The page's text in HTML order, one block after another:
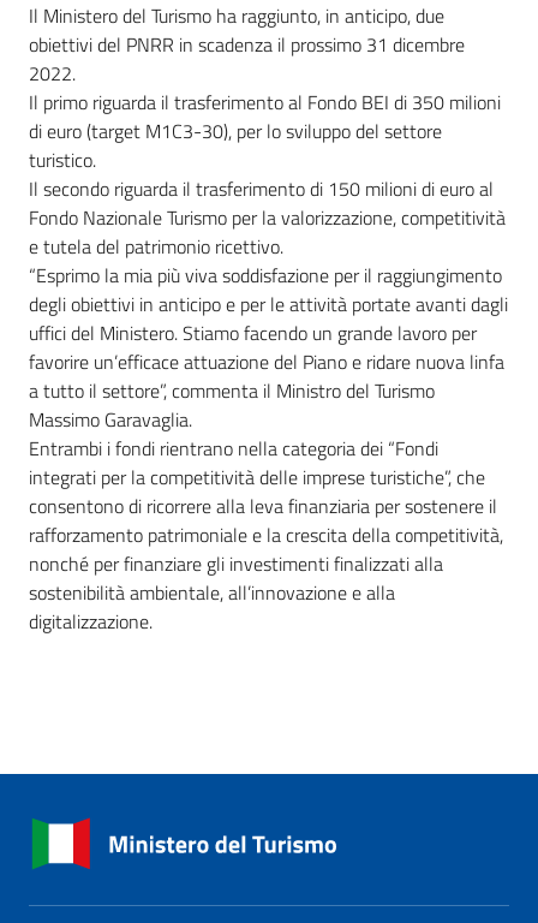
Il Ministero del Turismo ha raggiunto, in anticipo, due
obiettivi del PNRR in scadenza il prossimo 31 dicembre
2022.
Il primo riguarda il trasferimento al Fondo BEI di 350 milioni
di euro (target M1C3-30), per lo sviluppo del settore
turistico.
Il secondo riguarda il trasferimento di 150 milioni di euro al
Fondo Nazionale Turismo per la valorizzazione, competitività
e tutela del patrimonio ricettivo.
“Esprimo la mia più viva soddisfazione per il raggiungimento
degli obiettivi in anticipo e per le attività portate avanti dagli
uffici del Ministero. Stiamo facendo un grande lavoro per
favorire un’efficace attuazione del Piano e ridare nuova linfa
a tutto il settore”, commenta il Ministro del Turismo
Massimo Garavaglia.
Entrambi i fondi rientrano nella categoria dei “Fondi
integrati per la competitività delle imprese turistiche”, che
consentono di ricorrere alla leva finanziaria per sostenere il
rafforzamento patrimoniale e la crescita della competitività,
nonché per finanziare gli investimenti finalizzati alla
sostenibilità ambientale, all’innovazione e alla
digitalizzazione.